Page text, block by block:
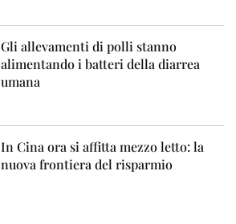
Gli allevamenti di polli stanno
alimentando i batteri della diarrea
umana
In Cina ora si affitta mezzo letto: la
nuova frontiera del risparmio